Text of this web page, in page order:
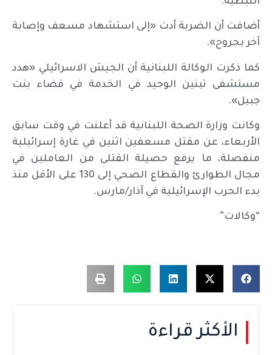
أضافت أن الضربة أدت «إلى استشهاد مسعف وإصابة
آخر بجروح».
كما ذكرت الوكالة اللبنانية أن الجيش الاسرائيلي «هدد
مستشفى تبنين الوحيد في الخدمة في قضاء بنت
جبيل».
وكانت وزارة الصحة اللبنانية قد أعلنت في وقت سابق
الأربعاء، عن مقتل مسعفين اثنين في غارة إسرائيلية
منفصلة، ما يرفع حصيلة القتلى من العاملين في
مجال الطوارئ والقطاع الصحي إلى 130 على الأقل منذ
بدء الحرب الإسرائيلية في آذار/مارس.
“وكالات”
الأكثر قراءة